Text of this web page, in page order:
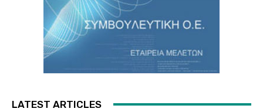
LATEST ARTICLES